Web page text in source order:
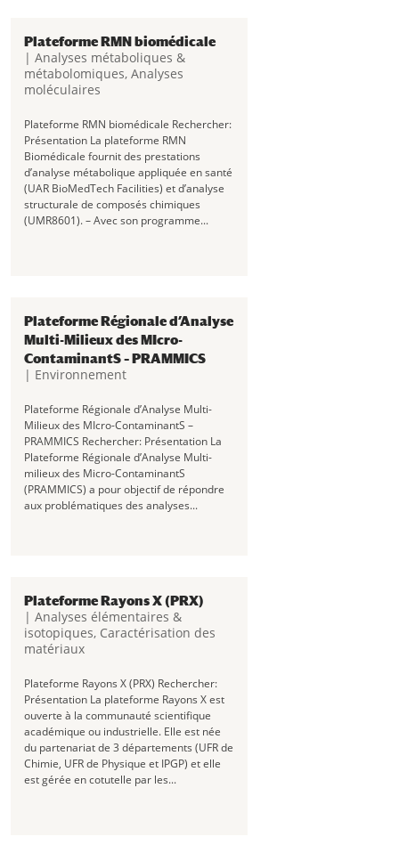
Plateforme RMN biomédicale
| Analyses métaboliques &
métabolomiques, Analyses
moléculaires
Plateforme RMN biomédicale Rechercher:
Présentation La plateforme RMN
Biomédicale fournit des prestations
d’analyse métabolique appliquée en santé
(UAR BioMedTech Facilities) et d’analyse
structurale de composés chimiques
(UMR8601). – Avec son programme...
Plateforme Régionale d’Analyse
Multi-Milieux des MIcro-
ContaminantS – PRAMMICS
| Environnement
Plateforme Régionale d’Analyse Multi-
Milieux des MIcro-ContaminantS –
PRAMMICS Rechercher: Présentation La
Plateforme Régionale d’Analyse Multi-
milieux des Micro-ContaminantS
(PRAMMICS) a pour objectif de répondre
aux problématiques des analyses...
Plateforme Rayons X (PRX)
| Analyses élémentaires &
isotopiques, Caractérisation des
matériaux
Plateforme Rayons X (PRX) Rechercher:
Présentation La plateforme Rayons X est
ouverte à la communauté scientifique
académique ou industrielle. Elle est née
du partenariat de 3 départements (UFR de
Chimie, UFR de Physique et IPGP) et elle
est gérée en cotutelle par les...